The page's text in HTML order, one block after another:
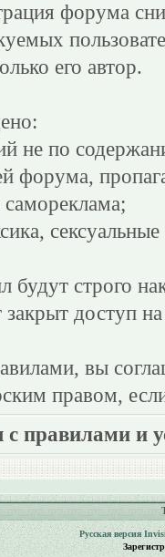
форума
его автор.
не по
форума,
будут строго
доступ
вы
правом,
с правилами и
Русская версия